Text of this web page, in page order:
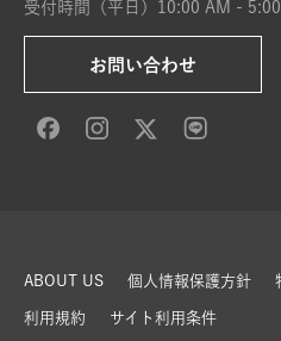
受付時間（平日）10:00 AM -
お問い合わせ
ABOUT US 個人情報保護方針
利用規約 サイト利用条件